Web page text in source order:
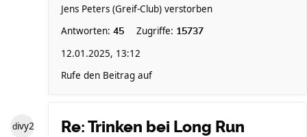
Jens Peters (Greif-Club) verstorben
Antworten: 45 Zugriffe: 15737
12.01.2025, 13:12
Rufe den Beitrag auf
divy2 Re: Trinken bei Long Run